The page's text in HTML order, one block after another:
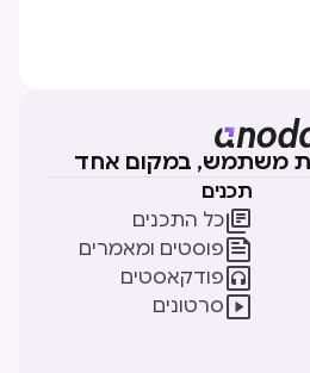
משתמש, במקום אחד
תכנים
כל התכנים
פוסטים ומאמרים
פודקאסטים
סרטונים